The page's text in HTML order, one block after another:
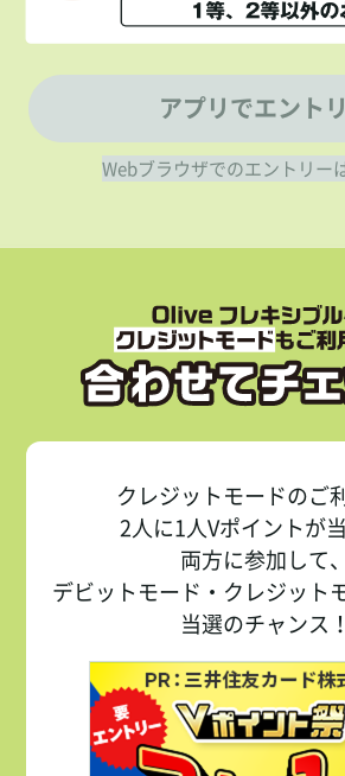
アプリでエント
Webブラウザでのエントリー
クレジットモードのご
2人に1人Vポイントが
両方に参加して、
デビットモード・クレジット
当選のチャンス！